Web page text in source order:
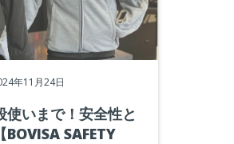
年11月24日
使いまで！安全性と
SAFETY